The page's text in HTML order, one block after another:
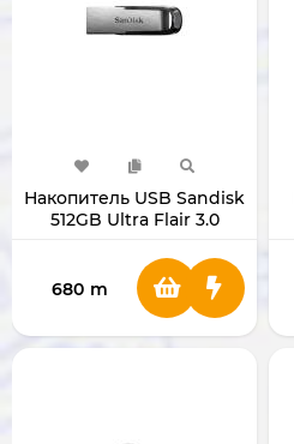
Накопитель USB Sandisk
512GB Ultra Flair 3.0
680 m